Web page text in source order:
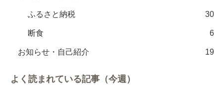
ふるさと納税 30
断食 6
お知らせ・自己紹介 19
よく読まれている記事（今週）